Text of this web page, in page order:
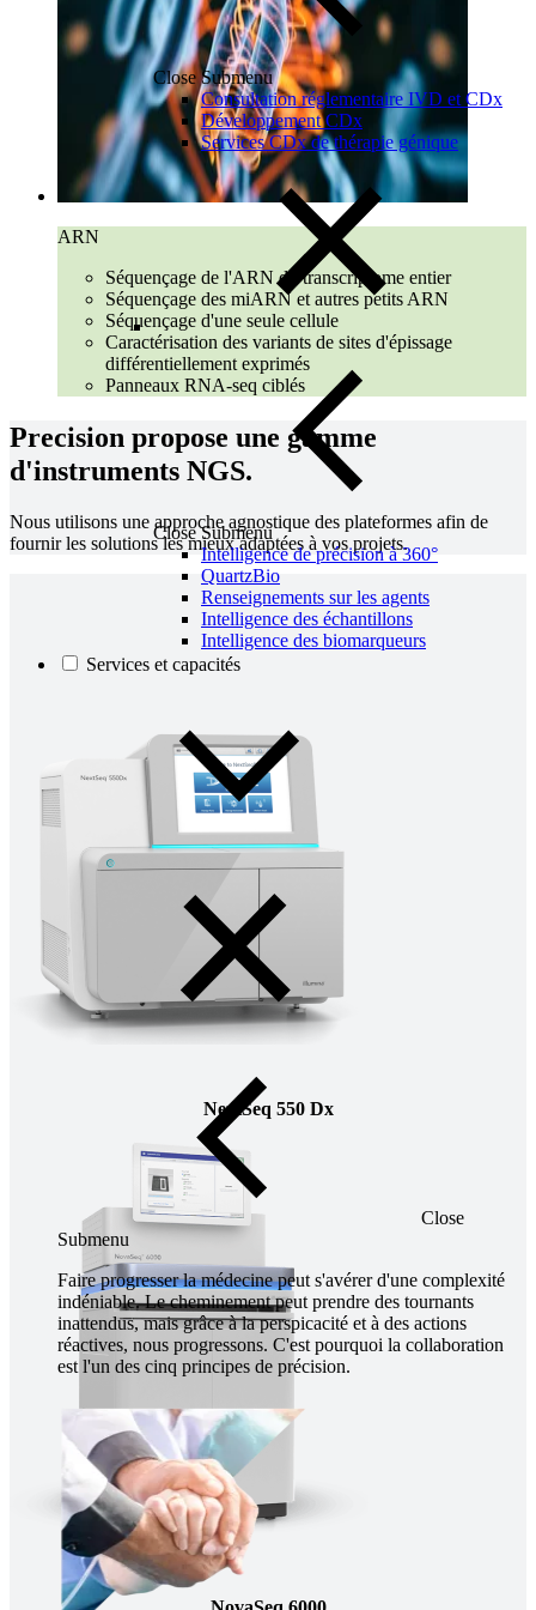
Close Submenu
Consultation réglementaire IVD et CDx
Développement CDx
Services CDx de thérapie génique
Close Submenu
Intelligence de précision à 360°
QuartzBio
Renseignements sur les agents
Intelligence des échantillons
Intelligence des biomarqueurs
Services et capacités
Close
Submenu
Faire progresser la médecine peut s'avérer d'une complexité
indéniable. Le cheminement peut prendre des tournants
inattendus, mais grâce à la perspicacité et à des actions
réactives, nous progressons. C'est pourquoi la collaboration
est l'un des cinq principes de précision.
ARN
Séquençage de l'ARN du transcriptome entier
Séquençage des miARN et autres petits ARN
Séquençage d'une seule cellule
Caractérisation des variants de sites d'épissage
différentiellement exprimés
Panneaux RNA-seq ciblés
Precision propose une gamme
d'instruments NGS.
Nous utilisons une approche agnostique des plateformes afin de
fournir les solutions les mieux adaptées à vos projets.
NextSeq 550 Dx